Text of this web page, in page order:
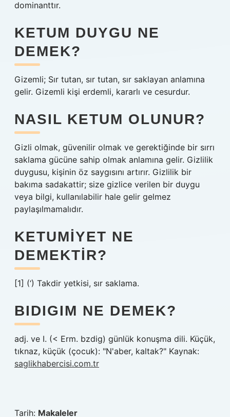
dominanttır.
KETUM DUYGU NE
DEMEK?
Gizemli; Sır tutan, sır tutan, sır saklayan anlamına
gelir. Gizemli kişi erdemli, kararlı ve cesurdur.
NASIL KETUM OLUNUR?
Gizli olmak, güvenilir olmak ve gerektiğinde bir sırrı
saklama gücüne sahip olmak anlamına gelir. Gizlilik
duygusu, kişinin öz saygısını artırır. Gizlilik bir
bakıma sadakattir; size gizlice verilen bir duygu
veya bilgi, kullanılabilir hale gelir gelmez
paylaşılmamalıdır.
KETUMIYET NE
DEMEKTIR?
[1] (‘) Takdir yetkisi, sır saklama.
BIDIGIM NE DEMEK?
adj. ve I. (< Erm. bzdig) günlük konuşma dili. Küçük,
tıknaz, küçük (çocuk): "N'aber, kaltak?" Kaynak:
saglikhabercisi.com.tr
Tarih: Makaleler